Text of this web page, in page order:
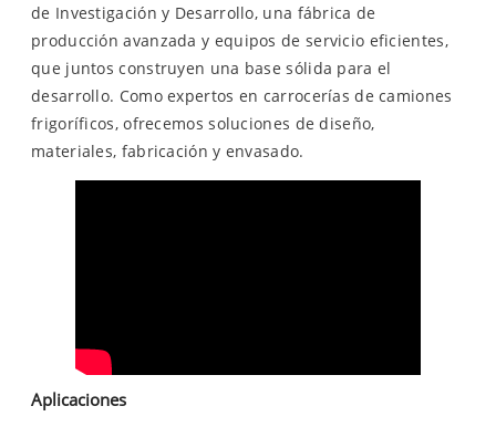
de Investigación y Desarrollo, una fábrica de
producción avanzada y equipos de servicio eficientes,
que juntos construyen una base sólida para el
desarrollo. Como expertos en carrocerías de camiones
frigoríficos, ofrecemos soluciones de diseño,
materiales, fabricación y envasado.
Aplicaciones